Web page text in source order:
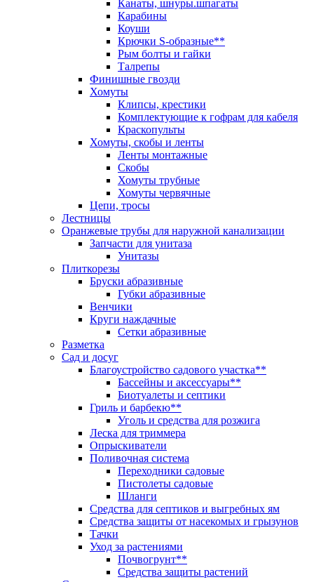
Канаты, шнуры.шпагаты
Карабины
Коуши
Крючки S-образные**
Рым болты и гайки
Талрепы
Финишные гвозди
Хомуты
Клипсы, крестики
Комплектующие к гофрам для кабеля
Краскопульты
Хомуты, скобы и ленты
Ленты монтажные
Скобы
Хомуты трубные
Хомуты червячные
Цепи, тросы
Лестницы
Оранжевые трубы для наружной канализации
Запчасти для унитаза
Унитазы
Плиткорезы
Бруски абразивные
Губки абразивные
Венчики
Круги наждачные
Сетки абразивные
Разметка
Сад и досуг
Благоустройство садового участка**
Бассейны и аксессуары**
Биотуалеты и септики
Гриль и барбекю**
Уголь и средства для розжига
Леска для триммера
Опрыскиватели
Поливочная система
Переходники садовые
Пистолеты садовые
Шланги
Средства для септиков и выгребных ям
Средства защиты от насекомых и грызунов
Тачки
Уход за растениями
Почвогрунт**
Средства защиты растений